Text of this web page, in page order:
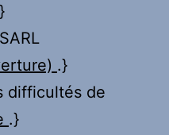
.}
difficultés de
.}